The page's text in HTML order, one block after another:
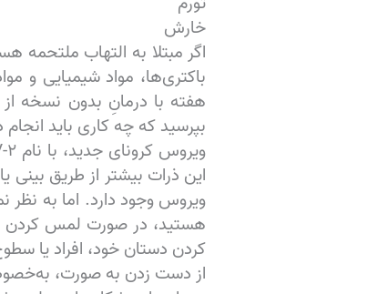
خارش
هفته با درمانِ بدون نسخه
بپرسید که چه کاری باید
این ذرات بیشتر از طریق
کردن دستان خود، افراد یا
از دست زدن به صورت،